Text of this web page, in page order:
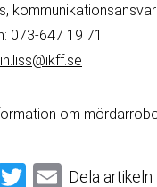
073-647 19 71
om
Facebook
TwitterEmail
Dela artikeln